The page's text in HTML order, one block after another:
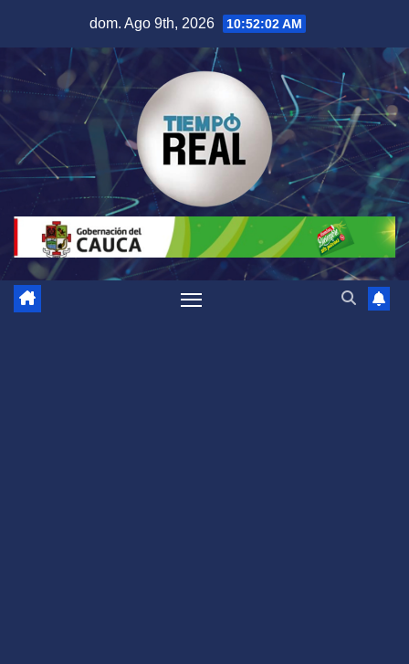
contenido
dom. Ago 9th, 2026 10:52:03 AM